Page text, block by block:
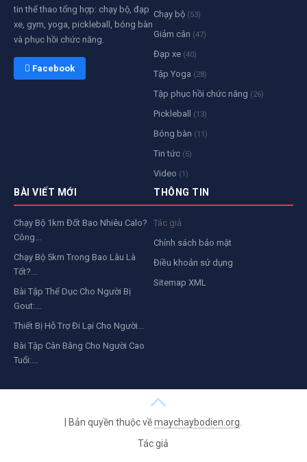
tin thể thao tổng hợp: chạy bộ, đạp
xe, gym, yoga, pickleball, bóng bàn
và phục hồi chức năng.
 Facebook
Chạy bộ (53)
Giảm cân (47)
Đạp xe (40)
Tập Yoga (28)
Tập phục hồi chức năng (26)
Pickleball (13)
Bóng bàn (11)
Tin tức (5)
Video (1)
BÀI VIẾT MỚI
Chạy Bộ 1km Đốt Bao Nhiêu Calo?
Công...
Chạy Bộ 5km Trong Bao Lâu Là
Tốt?...
Bài Tập Thể Dục Cho Người Bị
Gout:...
Thiết Bị Hỗ Trợ Đi Lại Cho Người...
Bài Tập Cân Bằng Cho Người Cao
Tuổi:...
THÔNG TIN
Tác giả
Chính sách bảo mật
Điều khoản sử dụng
Sitemap XML
|Bản quyền thuộc vềmaychaybodien.org
Tác giả